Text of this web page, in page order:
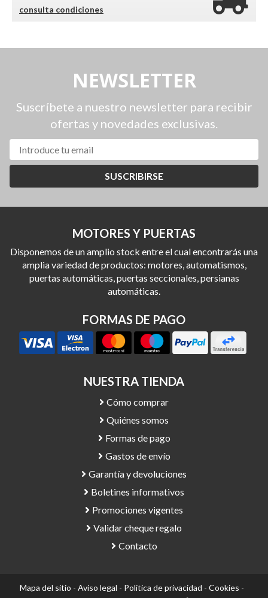
consulta condiciones
NEWSLETTER
Suscríbete a nuestro newsletter para recibir
ofertas y novedades exclusivas.
SUSCRIBIRSE
MOTORES Y PUERTAS
Disponemos de un amplio stock entre el cual encontrarás una
amplia variedad de productos: motores, automatismos,
puertas automáticas, puertas seccionales, persianas
automáticas.
FORMAS DE PAGO
NUESTRA TIENDA
Cómo comprar
Quiénes somos
Formas de pago
Gastos de envío
Garantía y devoluciones
Boletines informativos
Promociones vigentes
Validar cheque regalo
Contacto
Mapa del sitio - Aviso legal - Política de privacidad - Cookies -